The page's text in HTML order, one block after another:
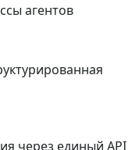
агентов
через единый API